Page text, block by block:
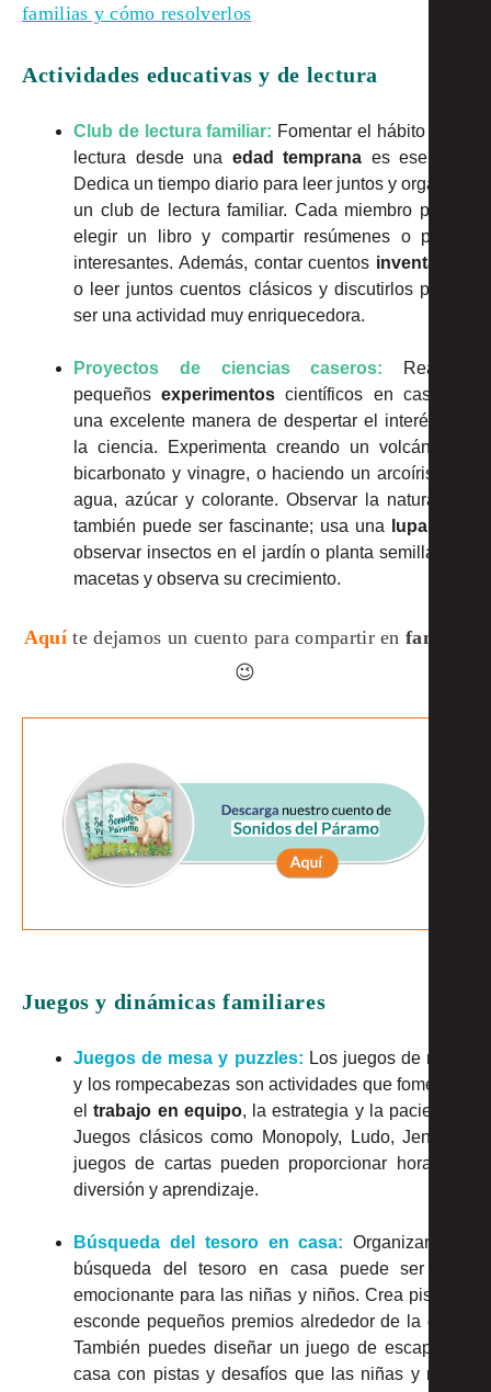
familias y cómo resolverlos
Actividades educativas y de lectura
Club de lectura familiar: Fomentar el hábito de la
lectura desde una edad temprana es esencial.
Dedica un tiempo diario para leer juntos y organiza
un club de lectura familiar. Cada miembro puede
elegir un libro y compartir resúmenes o partes
interesantes. Además, contar cuentos inventados
o leer juntos cuentos clásicos y discutirlos puede
ser una actividad muy enriquecedora.
Proyectos de ciencias caseros: Realizar
pequeñosexperimentoscientíficos en casa es
una excelente manera de despertar el interés por
la ciencia. Experimenta creando un volcán con
bicarbonato y vinagre, o haciendo un arcoíris con
agua, azúcar y colorante. Observar la naturaleza
también puede ser fascinante; usa una
lupa
observar insectos en el jardín o planta semillas en
macetas y observa su crecimiento.
Aquíte dejamos un cuento para compartir enfamilia
😉
Juegos y dinámicas familiares
Juegos de mesa y puzzles: Los juegos de mesa
y los rompecabezas son actividades que fomentan
eltrabajo en equipo, la estrategia y la paciencia.
Juegos clásicos como Monopoly, Ludo, Jenga o
juegos de cartas pueden proporcionar horas de
diversión y aprendizaje.
Búsqueda del tesoro en casa: Organizar una
búsqueda del tesoro en casa puede ser muy
emocionante para las niñas y niños. Crea pistas y
esconde pequeños premios alrededor de la casa.
También puedes diseñar un juego de escape en
casa con pistas y desafíos que las niñas y niños